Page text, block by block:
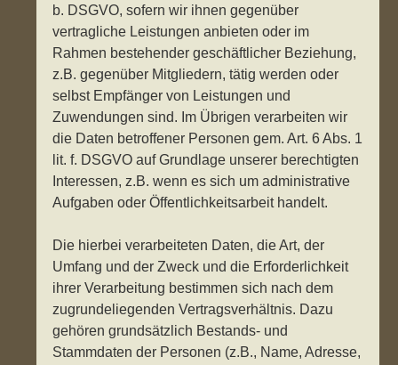
b. DSGVO, sofern wir ihnen gegenüber
vertragliche Leistungen anbieten oder im
Rahmen bestehender geschäftlicher Beziehung,
z.B. gegenüber Mitgliedern, tätig werden oder
selbst Empfänger von Leistungen und
Zuwendungen sind. Im Übrigen verarbeiten wir
die Daten betroffener Personen gem. Art. 6 Abs. 1
lit. f. DSGVO auf Grundlage unserer berechtigten
Interessen, z.B. wenn es sich um administrative
Aufgaben oder Öffentlichkeitsarbeit handelt.
Die hierbei verarbeiteten Daten, die Art, der
Umfang und der Zweck und die Erforderlichkeit
ihrer Verarbeitung bestimmen sich nach dem
zugrundeliegenden Vertragsverhältnis. Dazu
gehören grundsätzlich Bestands- und
Stammdaten der Personen (z.B., Name, Adresse,